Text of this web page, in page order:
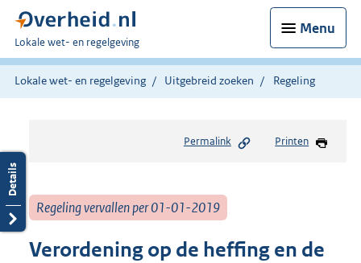
Menu
U
bent
hier:
Lokale wet- en regelgeving
Lokale wet- en regelgeving Uitgebreid zoeken Regeling
Permalink Printen
Regeling vervallen per 01-01-2019
Verordening op de heffing en de